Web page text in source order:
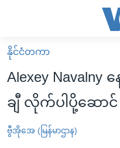
လွယ်ကူ
စေ
သည့်
Link
များ
မူလစာမျက်နှာ
မြန်မာ
ကမ္ဘာ့သတင်းများ
နိုင်ငံတကာ
ဗွီဒီယို
နိုင်ငံတကာ
Alexey
ချီ လိုက်ပါပို့ဆောင်
ဗွီအိုအေ (မြန်မာဌာန)